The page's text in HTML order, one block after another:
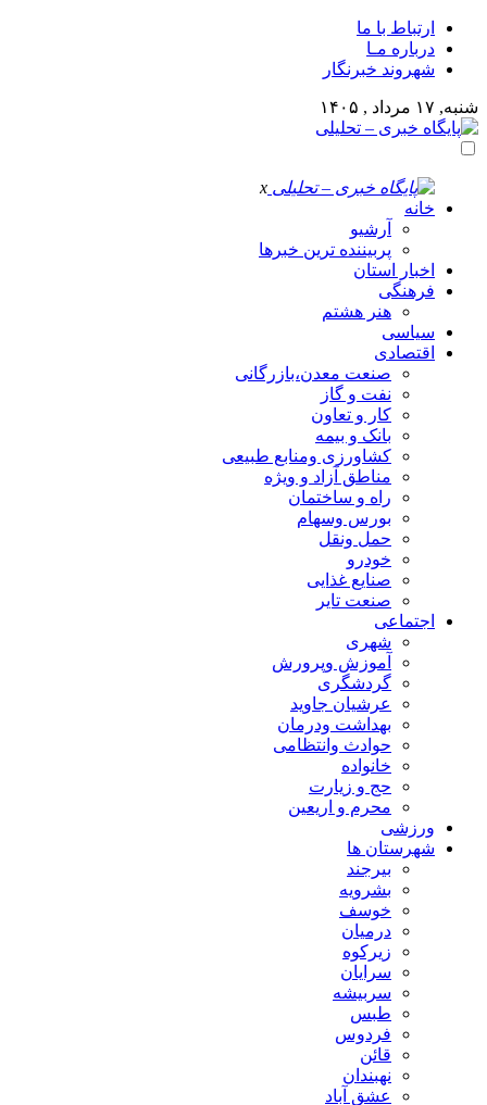
ارتباط با ما
درباره مـا
شهروند خبرنگار
شنبه, ۱۷ مرداد , ۱۴۰۵
x
خانه
آرشیو
پربیننده ترین خبرها
اخبار استان
فرهنگی
هنر هشتم
سیاسی
اقتصادی
صنعت معدن،بازرگانی
نفت و گاز
کار و تعاون
بانک و بیمه
کشاورزی ومنابع طبیعی
مناطق آزاد و ویژه
راه و ساختمان
بورس وسهام
حمل ونقل
خودرو
صنایع غذایی
صنعت تایر
اجتماعی
شهری
آموزش وپرورش
گردشگری
عرشیان جاوید
بهداشت ودرمان
حوادث وانتظامی
خانواده
حج و زیارت
محرم و اریعین
ورزشی
شهرستان ها
بیرجند
بشرویه
خوسف
درمیان
زیرکوه
سرایان
سربیشه
طبس
فردوس
قائن
نهبندان
عشق آباد